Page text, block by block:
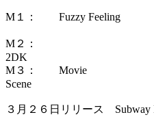
M１： Fuzzy Feeling
M２：
M３： Movie
３月２６日リリース Subway